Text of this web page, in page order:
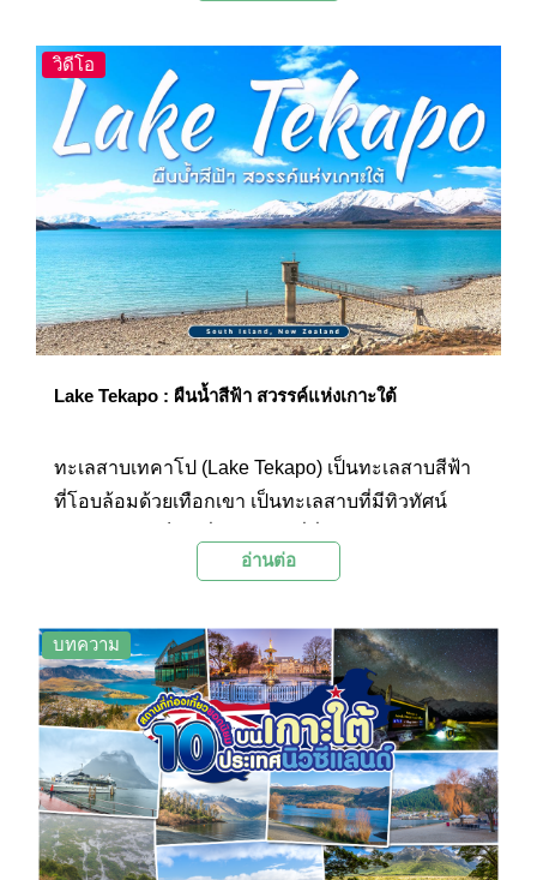
จากองค์การยูเนสโก มิลฟอร์ดซาวด์ล้อมรอบด้วย
หน้าผาสูงชันและป่าฝนหนาทึบ เป็นดินแดนลึกลับที่
ซ่อนอยู่มาหลายศตวรรษซึ่งในอดีตมีแต่ชาวเมารีที่
เป็นชนพื้นเมืองท้องถิ่นละแวกนี้เท่านั้นที่รู้ทางเข้า
ออกที่นี่ ด้วยเหตุนี้สภาพแวดล้อมของที่นี่จึงยังคงมี
สภาพสมบูรณ์ สดใหม่ สวยงาม และน่าหลงใหล นัก
ท่องเที่ยวนิยมซื้อทัวร์มาเที่ยวชมมิลฟอร์ดซาวด์ โดย
มีทัวร์ให้เลือกหลากหลาย ทั้งแบบทัวร์วันเดียวและ
ทัวร์แบบพักค้างคืน ซึ่งทัวร์มิลฟอร์ดซาวด์ส่วนใหญ่
จะรวมการล่องเรือด้วย แต่ก็ยังมีกิจกรรมอื่นๆ ที่น่า
สนใจอีกมากมาย เช่น การพายเรือคายัค การดำน้ำ
วิดีโอ
Lake Tekapo : ผืนน้ำสีฟ้า สวรรค์แห่งเกาะใต้
ทะเลสาบเทคาโป (Lake Tekapo) เป็นทะเลสาบสีฟ้า
ที่โอบล้อมด้วยเทือกเขา เป็นทะเลสาบที่มีทิวทัศน์
ที่สุดในนิวซีแลนด์ โดยในวันที่อากาศแจ่มใส จะ
อุทยานแห่งชาติอาโอรากิเมาท์คุกได้จากบริเวณ
ทะเลสาบแห่งนี้ นอกจากทะเลสาบเทคาโปจะมีความ
งดงามในตอนกลางวันแล้ว ยังมีความตระการตาใน
ตอนกลางคืนอีกด้วย เนื่องจากพื้นที่บริเวณนี้เป็นส่วน
หนึ่งของเขตอนุรักษ์ท้องฟ้ามืดขององค์การยูเนสโก
(UNESCO Dark Sky Reserve) ทำให้ที่นี่เป็นสถานที่
ดูดาวที่น่าประทับใจเป็นอย่างมากอีกแห่งหนึ่งของ
นิวซีแลนด์
อ่านต่อ
บทความ